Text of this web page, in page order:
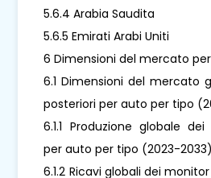
5.6.4 Arabia Saudita
5.6.5 Emirati Arabi Uniti
6 Dimensioni del mercato
6.1 Dimensioni del mercato
posteriori per auto per tipo
6.1.1 Produzione globale
per auto per tipo (2023-2033)
6.1.2 Ricavi globali dei